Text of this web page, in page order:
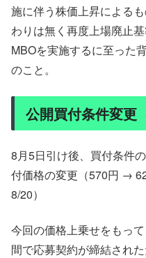
施に伴う株価上昇による
わりは無く再度上場廃止
MBOを実施するに至った
のこと。
公開買付条件変更
8月5日引け後、買付条件
付価格の変更（570円 →
8/20）
今回の価格上乗せをもっ
間で応募契約が締結され